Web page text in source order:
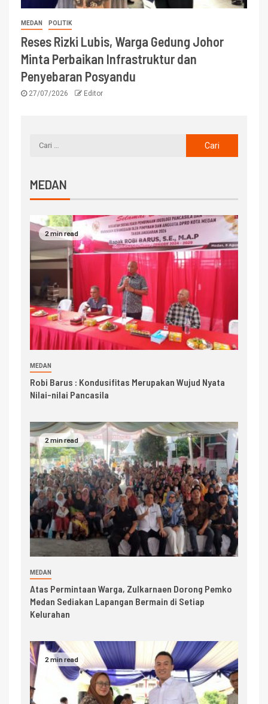
MEDAN POLITIK
Reses Rizki Lubis, Warga Gedung Johor
Minta Perbaikan Infrastruktur dan
Penyebaran Posyandu
27/07/2026 Editor
MEDAN
2 min read
MEDAN
Robi Barus : Kondusifitas Merupakan Wujud Nyata
Nilai-nilai Pancasila
2 min read
MEDAN
Atas Permintaan Warga, Zulkarnaen Dorong Pemko
Medan Sediakan Lapangan Bermain di Setiap
Kelurahan
2 min read